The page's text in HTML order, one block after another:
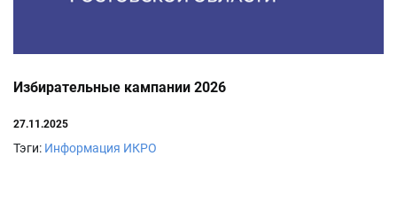
Избирательные кампании 2026
27.11.2025
Тэги: Информация ИКРО